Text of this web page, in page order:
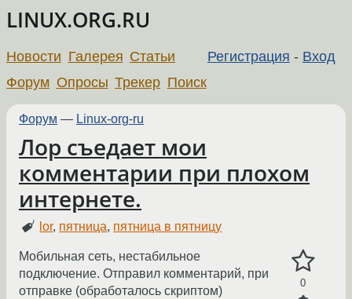
LINUX.ORG.RU
Регистрация - Вход
Новости Галерея Статьи
Форум Опросы Трекер Поиск
Форум — Linux-org-ru
Лор съедает мои
комментарии при плохом
интернете.
lor, пятница, пятница в пятницу
0
Мобильная сеть, нестабильное
подключение. Отправил комментарий, при
отправке (обработалось скриптом)